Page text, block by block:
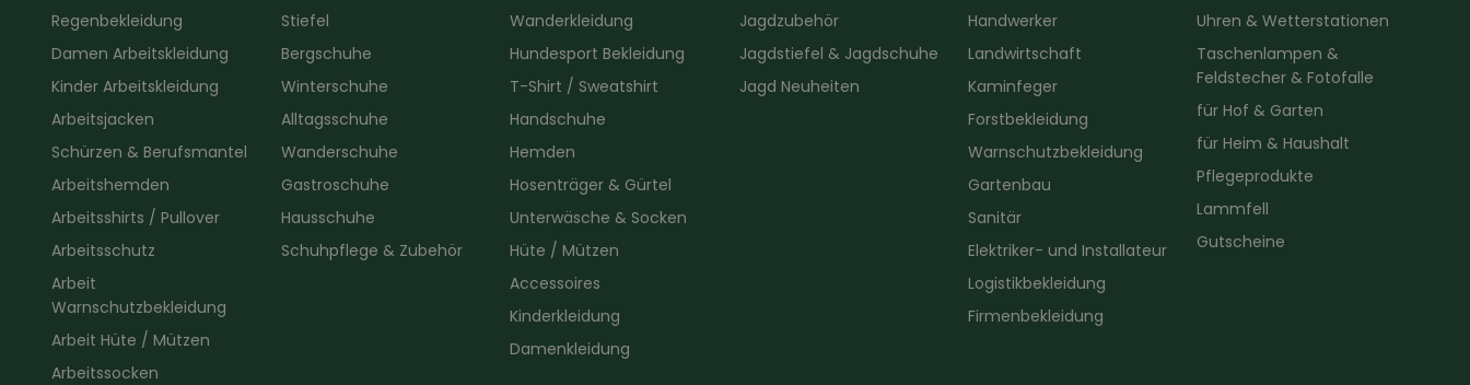
Regenbekleidung
Damen Arbeitskleidung
Kinder Arbeitskleidung
Arbeitsjacken
Schürzen & Berufsmantel
Arbeitshemden
Arbeitsshirts / Pullover
Arbeitsschutz
Arbeit
Warnschutzbekleidung
Arbeit Hüte / Mützen
Arbeitssocken
Stiefel
Bergschuhe
Winterschuhe
Alltagsschuhe
Wanderschuhe
Gastroschuhe
Hausschuhe
Schuhpflege & Zubehör
Wanderkleidung
Hundesport Bekleidung
T-Shirt / Sweatshirt
Handschuhe
Hemden
Hosenträger & Gürtel
Unterwäsche & Socken
Hüte / Mützen
Accessoires
Kinderkleidung
Damenkleidung
Jagdzubehör
Jagdstiefel & Jagdschuhe
Jagd Neuheiten
Handwerker
Landwirtschaft
Kaminfeger
Forstbekleidung
Warnschutzbekleidung
Gartenbau
Sanitär
Elektriker- und Installateur
Logistikbekleidung
Firmenbekleidung
Uhren & Wetterstationen
Taschenlampen &
Feldstecher & Fotofalle
für Hof & Garten
für Heim & Haushalt
Pflegeprodukte
Lammfell
Gutscheine